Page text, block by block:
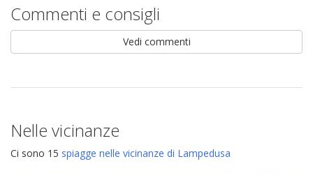
Commenti e consigli
Vedi commenti
Nelle vicinanze
Ci sono 15 spiagge nelle vicinanze di Lampedusa